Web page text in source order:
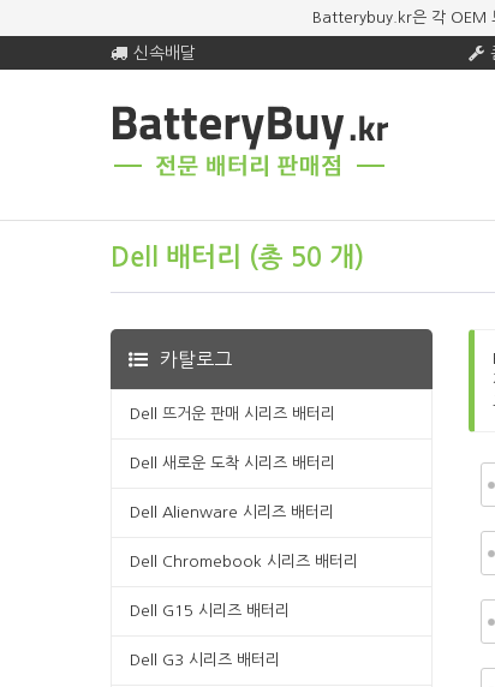
Batterybuy.kr은 각 OEM
신속배달
Dell 배터리 (총 50 개)
카탈로그
Dell 뜨거운 판매 시리즈 배터리
Dell 새로운 도착 시리즈 배터리
Dell Alienware 시리즈 배터리
Dell Chromebook 시리즈 배터리
Dell G15 시리즈 배터리
Dell G3 시리즈 배터리